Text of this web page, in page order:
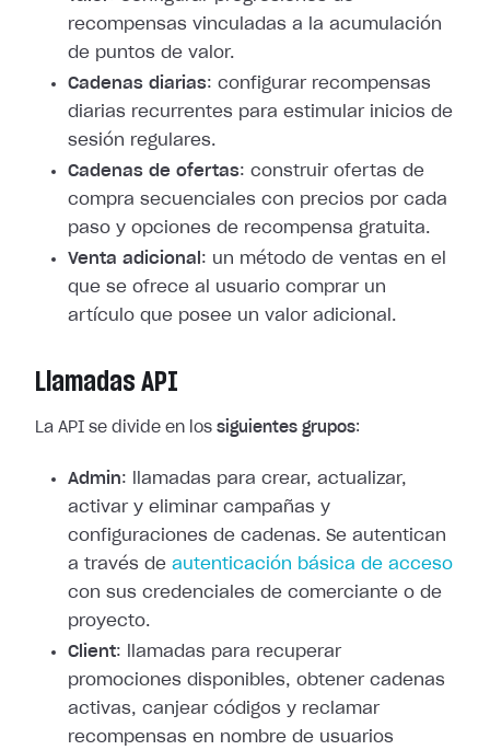
recompensas vinculadas a la acumulación
de puntos de valor.
Cadenas diarias: configurar recompensas
diarias recurrentes para estimular inicios de
sesión regulares.
Cadenas de ofertas: construir ofertas de
compra secuenciales con precios por cada
paso y opciones de recompensa gratuita.
Venta adicional : un método de ventas en el
que se ofrece al usuario comprar un
artículo que posee un valor adicional.
Llamadas API
La API se divide en los siguientes grupos:
Admin: llamadas para crear, actualizar,
activar y eliminar campañas y
configuraciones de cadenas. Se autentican
a través de autenticación básica de acceso
con sus credenciales de comerciante o de
proyecto.
Client: llamadas para recuperar
promociones disponibles, obtener cadenas
activas, canjear códigos y reclamar
recompensas en nombre de usuarios